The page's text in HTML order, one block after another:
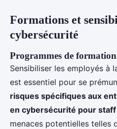
Formations et
cybersécurité
Programmes de
Sensibiliser les employés à
est essentiel pour se
risques spécifiques aux
en cybersécurité pour staff
menaces potentielles telles